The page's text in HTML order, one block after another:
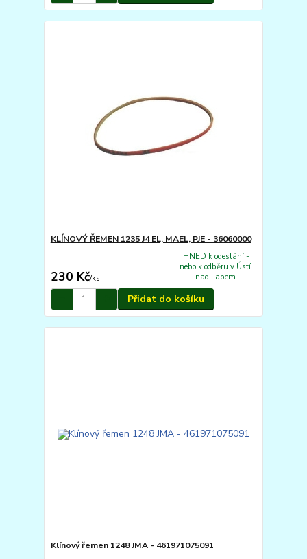
KLÍNOVÝ ŘEMEN 1235 J4 EL, MAEL, PJE - 36060000
230 Kč/ks
IHNED k odeslání -
nebo k odběru v Ústí
nad Labem
Přidat do košíku
Klínový řemen 1248 JMA - 461971075091